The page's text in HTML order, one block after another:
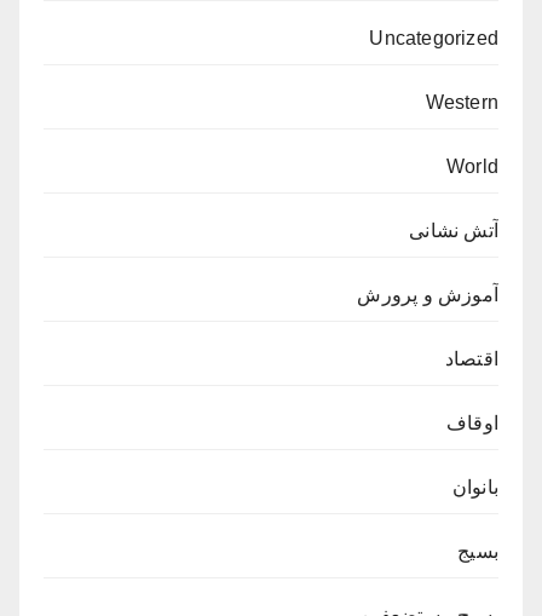
Uncategorized
Western
World
آتش نشانی
آموزش و پرورش
اقتصاد
اوقاف
بانوان
بسیج